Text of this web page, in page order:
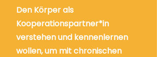
Den Körper als
Kooperationspartner*in
verstehen und kennenlernen
wollen, um mit chronischen